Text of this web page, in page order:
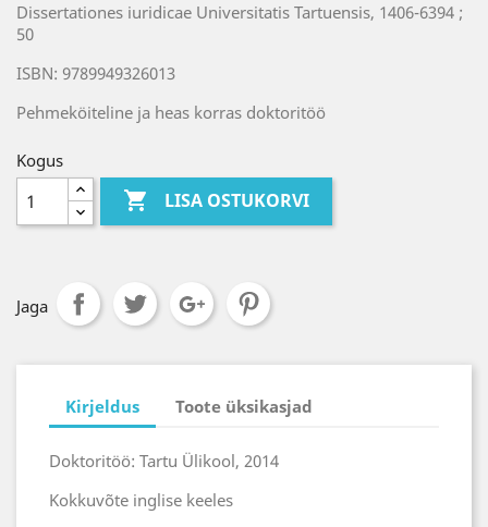
Dissertationes iuridicae Universitatis Tartuensis, 1406-6394 ;
50
ISBN: 9789949326013
Pehmeköiteline ja heas korras doktoritöö
Kogus
 LISA OSTUKORVI
Jaga
Kirjeldus Toote üksikasjad
Doktoritöö: Tartu Ülikool, 2014
Kokkuvõte inglise keeles